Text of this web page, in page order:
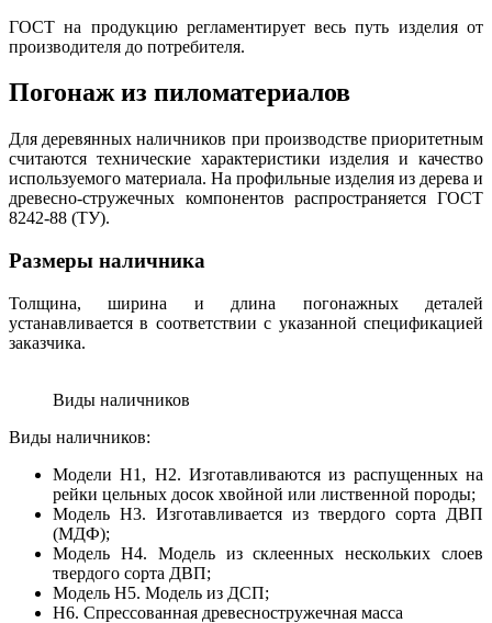
ГОСТ на продукцию регламентирует весь путь изделия от
производителя до потребителя.
Погонаж из пиломатериалов
Для деревянных наличников при производстве приоритетным
считаются технические характеристики изделия и качество
используемого материала. На профильные изделия из дерева и
древесно-стружечных компонентов распространяется ГОСТ
8242-88 (ТУ).
Размеры наличника
Толщина, ширина и длина погонажных деталей
устанавливается в соответствии с указанной спецификацией
заказчика.
Виды наличников
Виды наличников:
Модели Н1, Н2. Изготавливаются из распущенных на
рейки цельных досок хвойной или лиственной породы;
Модель Н3. Изготавливается из твердого сорта ДВП
(МДФ);
Модель Н4. Модель из склеенных нескольких слоев
твердого сорта ДВП;
Модель Н5. Модель из ДСП;
Н6. Спрессованная древесностружечная масса